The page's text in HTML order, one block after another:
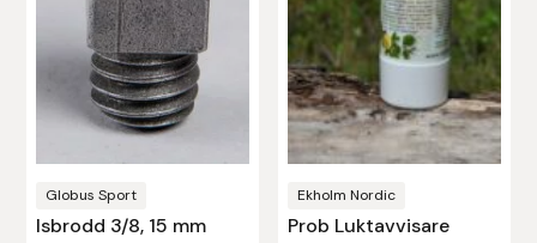
Globus Sport
Isbrodd 3/8, 15 mm
Ekholm Nordic
Prob Luktavvisare
Prestige
Protector